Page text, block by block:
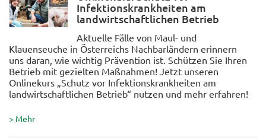
Infektionskrankheiten am
landwirtschaftlichen Betrieb
Aktuelle Fälle von Maul- und
Klauenseuche in Österreichs Nachbarländern erinnern
uns daran, wie wichtig Prävention ist. Schützen Sie Ihren
Betrieb mit gezielten Maßnahmen! Jetzt unseren
Onlinekurs „Schutz vor Infektionskrankheiten am
landwirtschaftlichen Betrieb“ nutzen und mehr erfahren!
> Mehr